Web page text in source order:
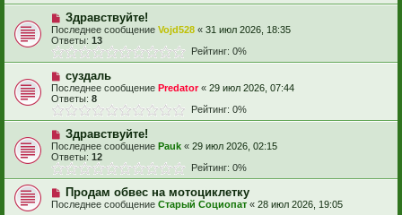
Здравствуйте!
Последнее сообщение Vojd528 « 31 июл 2026, 18:35
Ответы: 13
Рейтинг: 0%
суздаль
Последнее сообщение Predator« 29 июл 2026, 07:44
Ответы: 8
Рейтинг: 0%
Здравствуйте!
Последнее сообщение Pauk « 29 июл 2026, 02:15
Ответы: 12
Рейтинг: 0%
Продам обвес на мотоциклетку
Последнее сообщение Старый Социопат « 28 июл 2026, 19:05